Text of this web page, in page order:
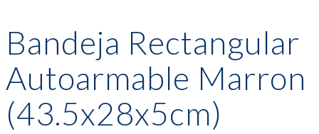
Bandeja Rectangular
Autoarmable Marron
(43.5x28x5cm)